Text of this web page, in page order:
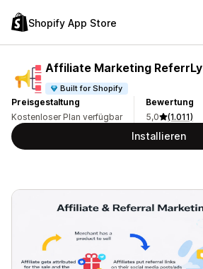
Shopify App Store
Affiliate Marketing ReferrLy
Built for Shopify
Preisgestaltung
Kostenloser Plan verfügbar
Bewertung
5,0
(1.011)
Installieren